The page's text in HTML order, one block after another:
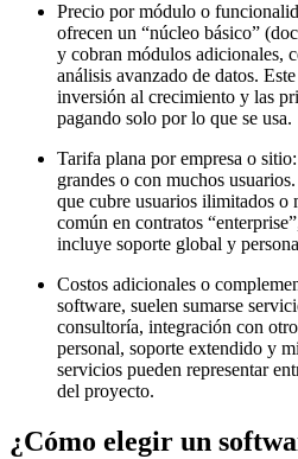
Precio por módulo o
ofrecen un “núcleo básico”
y cobran módulos adicionales,
análisis avanzado de datos.
inversión al crecimiento y las
pagando solo por lo que se usa.
Tarifa plana por empresa o
grandes o con muchos
que cubre usuarios ilimitados o
común en contratos
incluye soporte global y
Costos adicionales o
software, suelen sumarse
consultoría, integración con
personal, soporte extendido y
servicios pueden representar
del proyecto.
¿Cómo elegir un